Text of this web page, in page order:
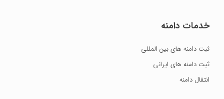
خدمات دامنه
ثبت دامنه های بین المللی
ثبت دامنه های ایرانی
انتقال دامنه